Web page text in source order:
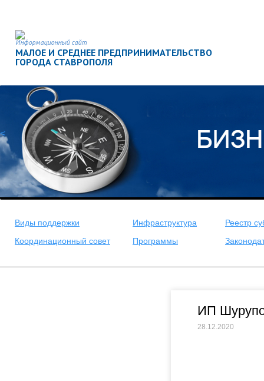
Информационный сайт
МАЛОЕ И СРЕДНЕЕ ПРЕДПРИНИМАТЕЛЬСТВО
ГОРОДА СТАВРОПОЛЯ
<
Виды поддержки Инфраструктура
Реестр
Координационный совет
Программы
ИП
28.12.2020